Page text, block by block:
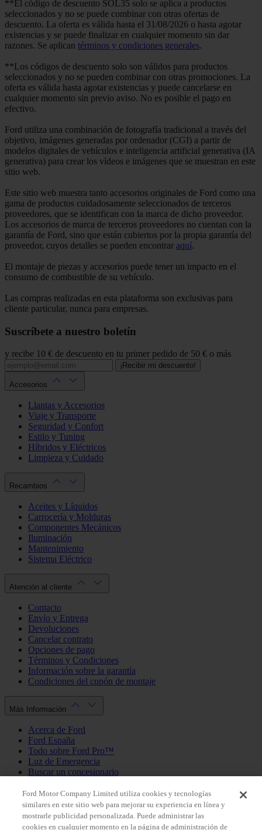
**El código de descuento SOL35 solo se aplica a productos
seleccionados y no se puede combinar con otras ofertas de
descuento. La oferta es válida hasta el 31/08/2026 o hasta agotar
existencias y se puede finalizar en cualquier momento sin dar
razones. Se aplican términos y condiciones generales.
**Los códigos de descuento solo son válidos para productos
seleccionados y no se pueden combinar con otras promociones. La
oferta es válida hasta agotar existencias y puede cancelarse en
cualquier momento sin previo aviso. No es posible el pago en
efectivo.
Ford utiliza una combinación de fotografía tradicional a través del
objetivo, imágenes generadas por ordenador (CGI) a partir de
modelos digitales de vehículos e inteligencia artificial generativa (IA
generativa) para crear los vídeos e imágenes que se muestran en este
sitio web.
Este sitio web muestra tanto accesorios originales de Ford como una
gama de productos cuidadosamente seleccionados de terceros
proveedores, que se identifican con la marca de dicho proveedor.
Los accesorios de marca de terceros proveedores no cuentan con la
garantía de Ford, sino que están cubiertos por la propia garantía del
proveedor, cuyos detalles se pueden encontrar aquí.
El montaje de piezas y accesorios puede tener un impacto en el
consumo de combustible de su vehículo.
Las compras realizadas en esta plataforma son exclusivas para
cliente particular, nunca para empresas.
Suscríbete a nuestro boletín
y recibe 10 € de descuento en tu primer pedido de 50 € o más
¡Recibir mi descuento!
Accesorios
Llantas y Accesorios
Viaje y Transporte
Seguridad y Confort
Estilo y Tuning
Híbridos y Eléctricos
Limpieza y Cuidado
Recambios
Aceites y Líquidos
Carrocería y Molduras
Componentes Mecánicos
Iluminación
Mantenimiento
Sistema Eléctrico
Atención al cliente
Contacto
Envío y Entrega
Devoluciones
Cancelar contrato
Opciones de pago
Términos y Condiciones
Información sobre la garantía
Condiciones del cupón de montaje
Más Información
Acerca de Ford
Ford España
Todo sobre Ford Pro™
Luz de Emergencia
Buscar un concesionario
Política de privacidad
Mi Cuenta
Ford Motor Company Limited utiliza cookies y tecnologías
similares en este sitio web para mejorar su experiencia en línea y
mostrarle publicidad personalizada. Puede administrar las
cookies en cualquier momento en la página de administración de